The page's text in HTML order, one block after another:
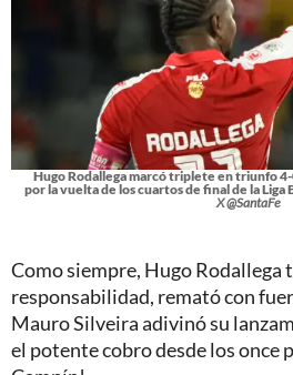
Hugo Rodallega marcó triplete en triunfo
por la vuelta de los cuartos de final de la Liga
X @SantaFe
Como siempre, Hugo Rodallega
responsabilidad, remató con
Mauro Silveira adivinó su
el potente cobro desde los once